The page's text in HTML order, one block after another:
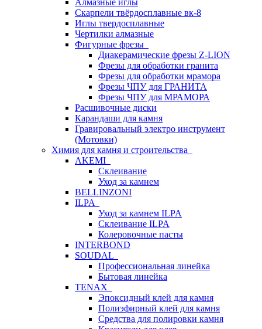
Алмазные иглы
Скарпели твёрдосплавные вк-8
Иглы твердосплавные
Чертилки алмазные
Фигурные фрезы
Диакерамические фрезы Z-LION
Фрезы для обработки гранита
Фрезы для обработки мрамора
Фрезы ЧПУ для ГРАНИТА
Фрезы ЧПУ для МРАМОРА
Расшивочные диски
Карандаши для камня
Гравировальный электро инструмент
(Мотовки)
Химия для камня и строительства
AKEMI
Склеивание
Уход за камнем
BELLINZONI
ILPA
Уход за камнем ILPA
Склеивание ILPA
Колеровочные пасты
INTERBOND
SOUDAL
Профессиональная линейка
Бытовая линейка
TENAX
Эпоксидный клей для камня
Полиэфирный клей для камня
Средства для полировки камня